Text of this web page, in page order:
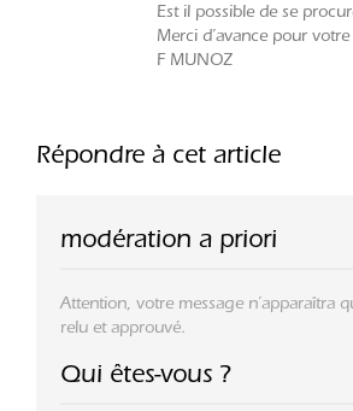
Est il possible de se
Merci d’avance pour
F MUNOZ
Répondre à cet article
modération a priori
Attention, votre message n’apparaîtra
relu et approuvé.
Qui êtes-vous ?